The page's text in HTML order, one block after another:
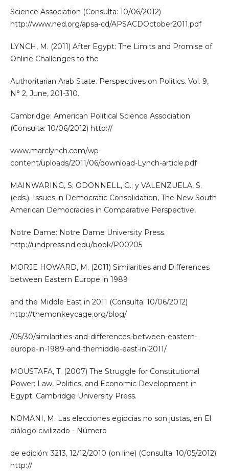
Science Association (Consulta: 10/06/2012)
http://www.ned.org/apsa-cd/APSACDOctober2011.pdf
LYNCH, M. (2011) After Egypt: The Limits and Promise of
Online Challenges to the
Authoritarian Arab State. Perspectives on Politics. Vol. 9,
N° 2, June, 201-310.
Cambridge: American Political Science Association
(Consulta: 10/06/2012) http://
www.marclynch.com/wp-
content/uploads/2011/06/download-Lynch-article.pdf
MAINWARING, S; ODONNELL, G.; y VALENZUELA, S.
(eds.). Issues in Democratic Consolidation, The New South
American Democracies in Comparative Perspective,
Notre Dame: Notre Dame University Press.
http://undpress.nd.edu/book/P00205
MORJE HOWARD, M. (2011) Similarities and Differences
between Eastern Europe in 1989
and the Middle East in 2011 (Consulta: 10/06/2012)
http://themonkeycage.org/blog/
/05/30/similarities-and-differences-between-eastern-
europe-in-1989-and-themiddle-east-in-2011/
MOUSTAFA, T. (2007) The Struggle for Constitutional
Power: Law, Politics, and Economic Development in
Egypt. Cambridge University Press.
NOMANI, M. Las elecciones egipcias no son justas, en El
diálogo civilizado - Número
de edición: 3213, 12/12/2010 (on line) (Consulta: 10/05/2012)
http://